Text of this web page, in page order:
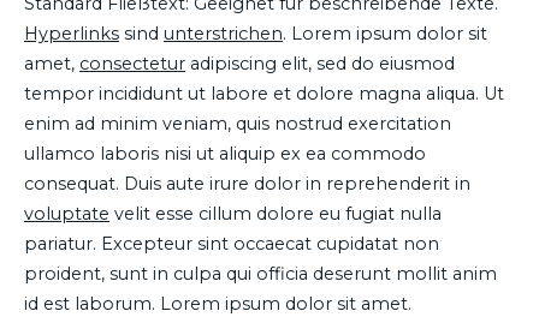
Hyperlinks sind unterstrichen. Lorem ipsum dolor sit
amet, consectetur adipiscing elit, sed do eiusmod
tempor incididunt ut labore et dolore magna aliqua. Ut
enim ad minim veniam, quis nostrud exercitation
ullamco laboris nisi ut aliquip ex ea commodo
consequat. Duis aute irure dolor in reprehenderit in
voluptate velit esse cillum dolore eu fugiat nulla
pariatur. Excepteur sint occaecat cupidatat non
proident, sunt in culpa qui officia deserunt mollit anim
id est laborum. Lorem ipsum dolor sit amet.